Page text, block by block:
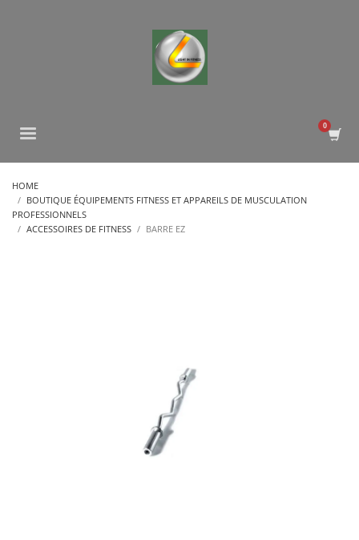
HOME
BOUTIQUE ÉQUIPEMENTS FITNESS ET APPAREILS DE MUSCULATION
PROFESSIONNELS
ACCESSOIRES DE FITNESS
BARRE EZ